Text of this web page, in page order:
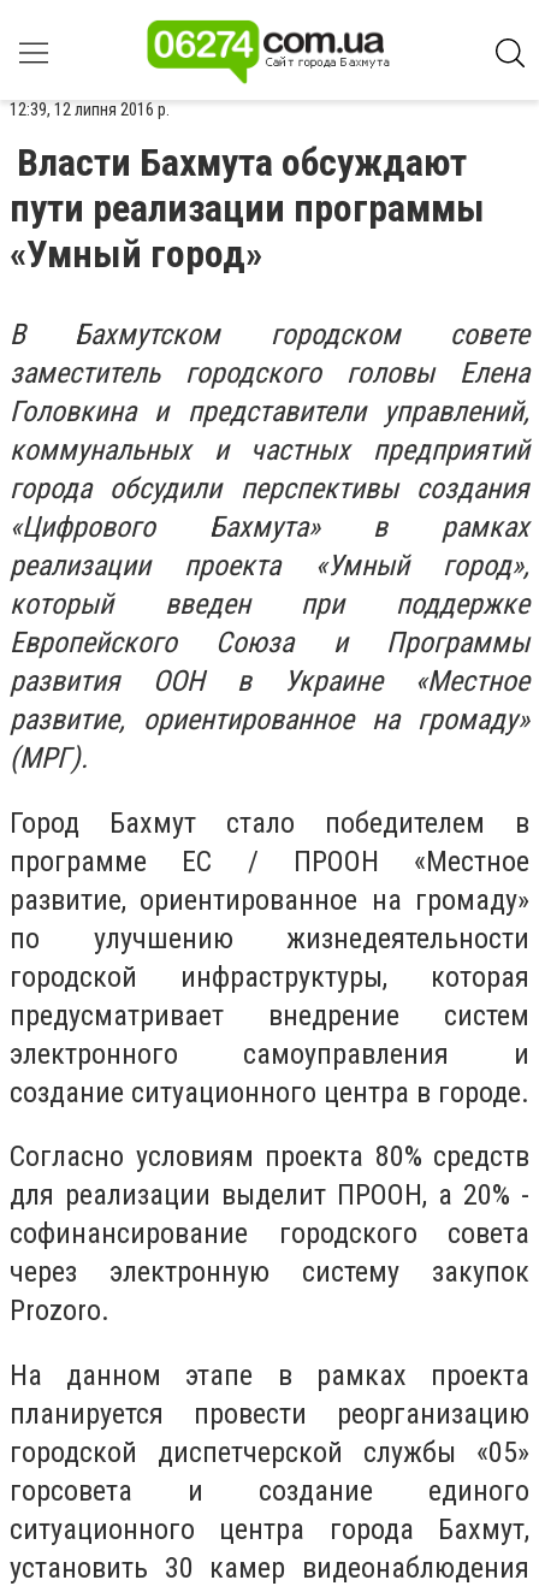
12:39, 12 липня 2016 р.
Власти Бахмута обсуждают
пути реализации программы
«Умный город»
В Бахмутском городском совете
заместитель городского головы Елена
Головкина и представители управлений,
коммунальных и частных предприятий
города обсудили перспективы создания
«Цифрового Бахмута» в рамках
реализации проекта «Умный город»,
который введен при поддержке
Европейского Союза и Программы
развития ООН в Украине «Местное
развитие, ориентированное на громаду»
(МРГ).
Город Бахмут стало победителем в
программе ЕС / ПРООН «Местное
развитие, ориентированное на громаду»
по улучшению жизнедеятельности
городской инфраструктуры, которая
предусматривает внедрение систем
электронного самоуправления и
создание ситуационного центра в городе.
Согласно условиям проекта 80% средств
для реализации выделит ПРООН, а 20% -
софинансирование городского совета
через электронную систему закупок
Prozoro.
На данном этапе в рамках проекта
планируется провести реорганизацию
городской диспетчерской службы «05»
горсовета и создание единого
ситуационного центра города Бахмут,
установить 30 камер видеонаблюдения